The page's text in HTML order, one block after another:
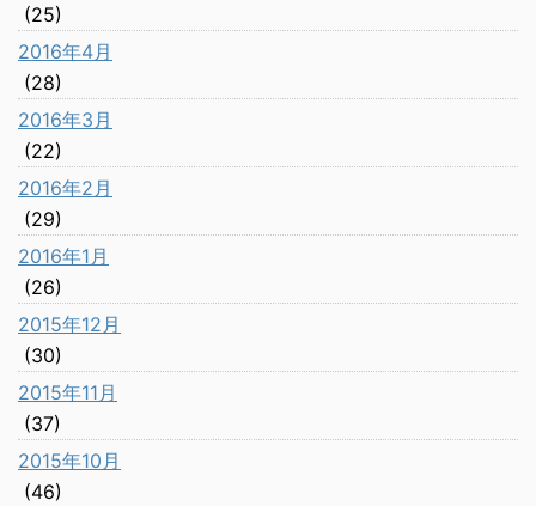
(25)
2016年4月
(28)
2016年3月
(22)
2016年2月
(29)
2016年1月
(26)
2015年12月
(30)
2015年11月
(37)
2015年10月
(46)